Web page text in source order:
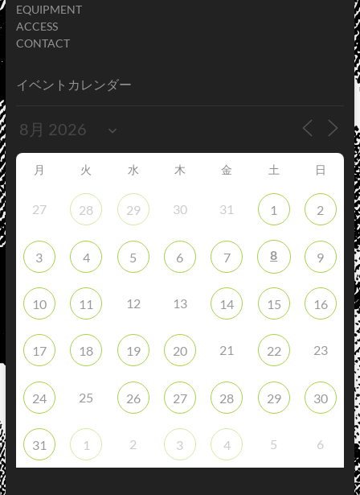
EQUIPMENT
ACCESS
CONTACT
イベントカレンダー
月 火 水 木 金 土 日
27 28 29 30 31 1 2
3 4 5 6 7 8 9
10 11 12 13 14 15 16
17 18 19 20 21 22 23
24 25 26 27 28 29 30
31 1 2 3 4 5 6